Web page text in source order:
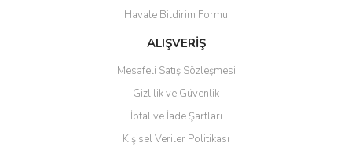
Havale Bildirim Formu
ALIŞVERİŞ
Mesafeli Satış Sözleşmesi
Gizlilik ve Güvenlik
İptal ve İade Şartları
Kişisel Veriler Politikası